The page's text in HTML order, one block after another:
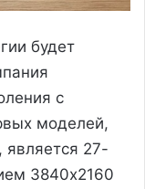
будет
с
моделей,
является 27-
3840x2160